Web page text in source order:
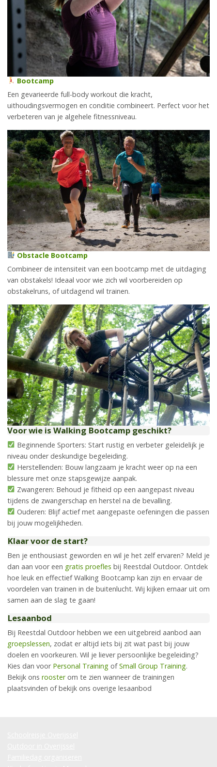
Bootcamp
Een gevarieerde full-body workout die kracht,
uithoudingsvermogen en conditie combineert. Perfect voor het
verbeteren van je algehele fitnessniveau.
Obstacle Bootcamp
Combineer de intensiteit van een bootcamp met de uitdaging
van obstakels! Ideaal voor wie zich wil voorbereiden op
obstakelruns, of uitdagend wil trainen.
Voor wie is Walking Bootcamp geschikt?
Beginnende Sporters: Start rustig en verbeter geleidelijk je
niveau onder deskundige begeleiding.
Herstellenden: Bouw langzaam je kracht weer op na een
blessure met onze stapsgewijze aanpak.
Zwangeren: Behoud je fitheid op een aangepast niveau
tijdens de zwangerschap en herstel na de bevalling.
Ouderen: Blijf actief met aangepaste oefeningen die passen
bij jouw mogelijkheden.
Klaar voor de start?
Ben je enthousiast geworden en wil je het zelf ervaren? Meld je
dan aan voor een gratis proefles bij Reestdal Outdoor. Ontdek
hoe leuk en effectief Walking Bootcamp kan zijn en ervaar de
voordelen van trainen in de buitenlucht. Wij kijken ernaar uit om
samen aan de slag te gaan!
Lesaanbod
Bij Reestdal Outdoor hebben we een uitgebreid aanbod aan
groepslessen, zodat er altijd iets bij zit wat past bij jouw
doelen en voorkeuren. Wil je liever persoonlijke begeleiding?
Kies dan voor Personal Training ofSmall Group Training.
Bekijk ons roosterom te zien wanneer de trainingen
plaatsvinden of bekijk ons overige lesaanbod